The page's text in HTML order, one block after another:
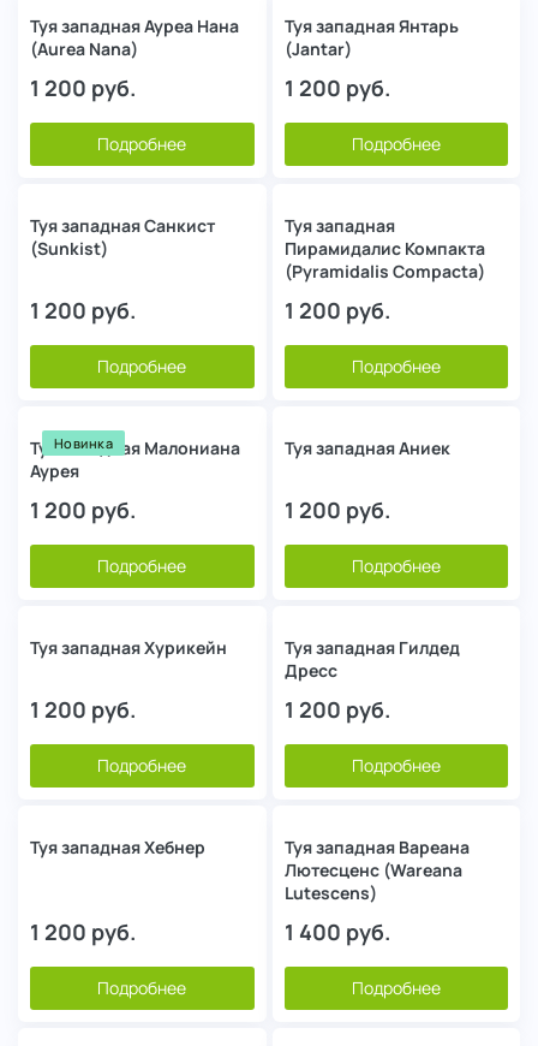
Туя западная Ауреа Нана
(Aurea Nana)
1 200 руб.
Подробнее
Туя западная Янтарь
(Jantar)
1 200 руб.
Подробнее
Туя западная Санкист
(Sunkist)
1 200 руб.
Подробнее
Туя западная
Пирамидалис Компакта
(Pyramidalis Compacta)
1 200 руб.
Подробнее
Новинка
Туя западная Малониана
Аурея
1 200 руб.
Подробнее
Туя западная Аниек
1 200 руб.
Подробнее
Туя западная Хурикейн
1 200 руб.
Подробнее
Туя западная Гилдед
Дресс
1 200 руб.
Подробнее
Туя западная Хебнер
1 200 руб.
Подробнее
Туя западная Вареана
Лютесценс (Wareana
Lutescens)
1 400 руб.
Подробнее